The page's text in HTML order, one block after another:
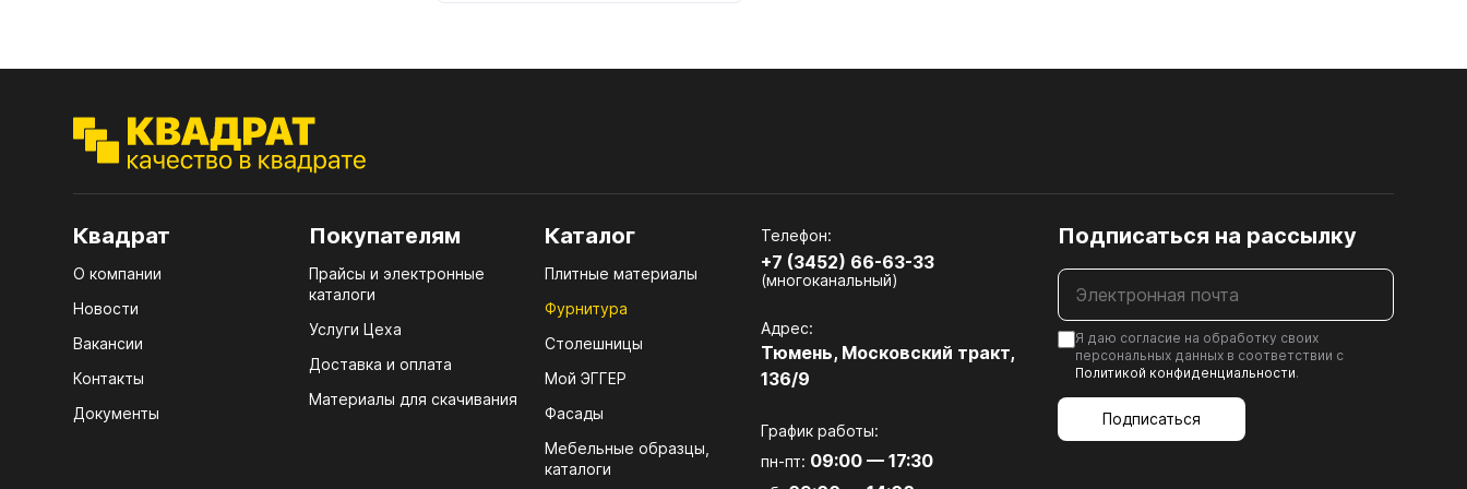
16.6. Блоки питания, контроллеры,
светодиодных лент
19.3. Клей и силикон
19.4. Карандаш
19.5. Маркер
20. ПРОЧЕЕ
20.01. Скотч двусторонний
20.02. Заглушки
20.03. Поворотный механизм под ТВ
20.04. Муфта для установки ручки в
стекле
Квадрат
О компании
Новости
Вакансии
Контакты
Документы
Покупателям
Прайсы и электронные
каталоги
Услуги Цеха
Доставка и оплата
Материалы для скачивания
Каталог
Плитные материалы
Фурнитура
Столешницы
Мой ЭГГЕР
Фасады
Мебельные образцы,
каталоги
Телефон:
+7 (3452) 66-63-33
(многоканальный)
Адрес:
Тюмень, Московский тракт,
136/9
График работы:
пн-пт: 09:00 — 17:30
Подписаться на рассылку
Я даю согласие на обработку своих
персональных данных в соответствии с
Политикой конфиденциальности.
Подписаться